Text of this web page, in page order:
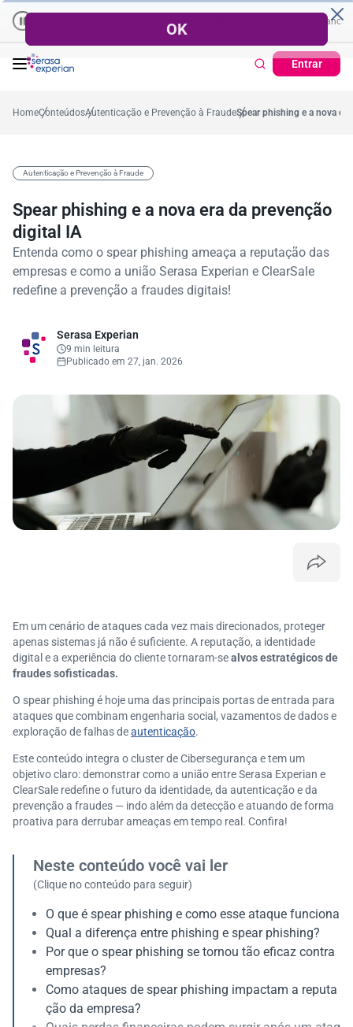
| Recuperação de Crédito 38,7%
Entrar
57,2% Cartão de Crédito | Cadastro
HomeConteúdosAutenticação e Prevenção à FraudeSpear phishing e a nova
Autenticação e Prevenção à Fraude
Spear phishing e a nova era da prevenção
digital IA
Entenda como o spear phishing ameaça a reputação das
empresas e como a união Serasa Experian e ClearSale
redefine a prevenção a fraudes digitais!
Serasa Experian
9 min leitura
Publicado em 27, jan. 2026
Em um cenário de ataques cada vez mais direcionados, proteger
apenas sistemas já não é suficiente. A reputação, a identidade
digital e a experiência do cliente tornaram-sealvos estratégicos de
fraudes sofisticadas.
O spear phishing é hoje uma das principais portas de entrada para
ataques que combinam engenharia social, vazamentos de dados e
exploração de falhas deautenticação.
Este conteúdo integra o cluster de Cibersegurança e tem um
objetivo claro: demonstrar como a união entre Serasa Experian e
ClearSale redefine o futuro da identidade, da autenticação e da
prevenção a fraudes — indo além da detecção e atuando de forma
proativa para derrubar ameaças em tempo real. Confira!
Neste conteúdo você vai ler
(Clique no conteúdo para seguir)
O que é spear phishing e como esse ataque funciona
Qual a diferença entre phishing e spear phishing?
Por que o spear phishing se tornou tão eficaz contra
empresas?
Como ataques de spear phishing impactam a reputa
ção da empresa?